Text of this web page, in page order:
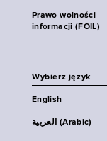
Prawo wolności
informacji (FOIL)
Wybierz język
English
العربية (Arabic)